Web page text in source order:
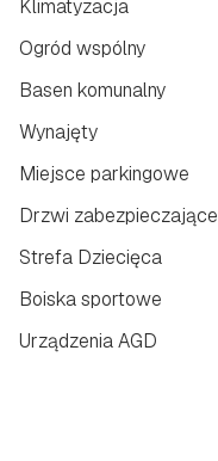
Klimatyzacja
Ogród wspólny
Basen komunalny
Wynajęty
Miejsce parkingowe
Drzwi zabezpieczające
Strefa Dziecięca
Boiska sportowe
Urządzenia AGD